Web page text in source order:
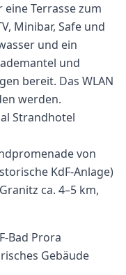
Terrasse zum
Minibar, Safe und
und ein
und
bereit. Das WLAN
werden.
von
KdF-Anlage)
ca. 4–5 km,